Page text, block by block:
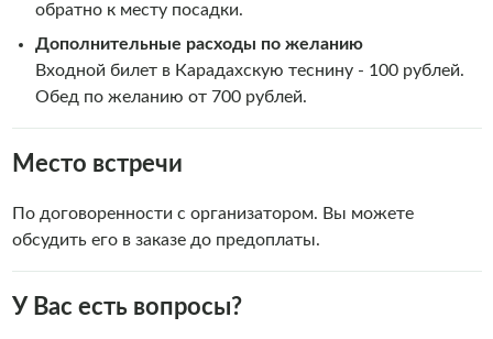
обратно к месту посадки.
Дополнительные расходы по желанию
Входной билет в Карадахскую теснину - 100 рублей.
Обед по желанию от 700 рублей.
Место встречи
По договоренности с организатором. Вы можете
обсудить его в заказе до предоплаты.
У Вас есть вопросы?